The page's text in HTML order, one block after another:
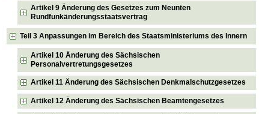
Artikel 9 Änderung des Gesetzes zum Neunten
Rundfunkänderungsstaatsvertrag
Teil 3 Anpassungen im Bereich des Staatsministeriums des Innern
Artikel 10 Änderung des Sächsischen
Personalvertretungsgesetzes
Artikel 11 Änderung des Sächsischen Denkmalschutzgesetzes
Artikel 12 Änderung des Sächsischen Beamtengesetzes